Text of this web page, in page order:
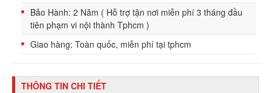
Bảo Hành: 2 Năm ( Hỗ trợ tận nơi miễn phí 3 tháng đầu
tiên phạm vi nội thành Tphcm )
Giao hàng: Toàn quốc, miễn phí tại tphcm
THÔNG TIN CHI TIẾT